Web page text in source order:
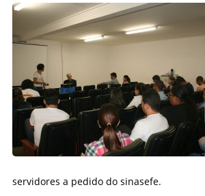
servidores a pedido do sinasefe.